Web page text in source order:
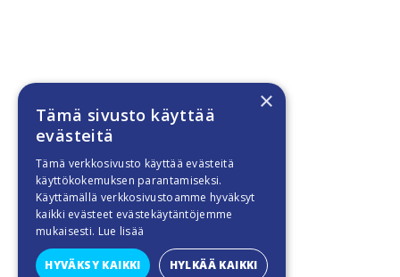
×
Tämä sivusto käyttää
evästeitä
Tämä verkkosivusto käyttää evästeitä
käyttökokemuksen parantamiseksi.
Käyttämällä verkkosivustoamme hyväksyt
kaikki evästeet evästekäytäntöjemme
mukaisesti. Lue lisää
HYVÄKSY KAIKKI HYLKÄÄ KAIKKI